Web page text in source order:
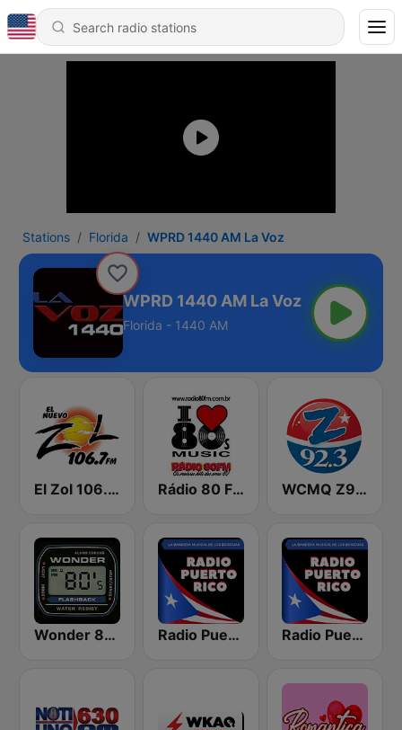
Stations Florida WPRD 1440 AM La Voz
WPRD 1440 AM La Voz
Florida - 1440 AM
El Zol 106.7 FM Rádio 80 FM - Anos 80 WCMQ Z92 / Zeta 92.3
Wonder 80's Radio Puerto Rico PR Radio Puerto Rico